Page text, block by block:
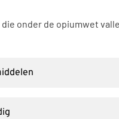
onder de opiumwet